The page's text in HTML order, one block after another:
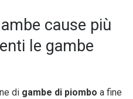
cause più
le gambe
di gambe di piombo a fine